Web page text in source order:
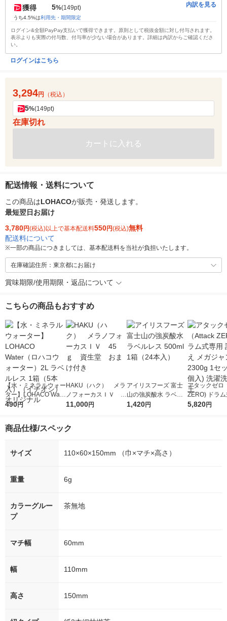
獲得 5%(149pt)
うち4.5%は利用先・期間限定
内訳を見る
ログイン&全額PayPay支払いで獲得できます。原則として税抜金額に対し付与されます。
表示よりも実際の付与数、付与率が少ない場合があります。詳細は内訳からご確認くださ
い。
ログインはこちら
3,294円 （税込）
5%(149pt)
在庫切れ
カートに入れる
配送情報・送料について
この商品はLOHACOが販売・発送します。
最短翌日お届け
3,780円(税込)以上で基本配送料550円(税込)無料
配送料について
※一部の商品につきましては、基本配送料を当社が負担いたします。
在庫確認住所：東京都にお届け
賞味期限/使用期限・返品について
こちらの商品もおすすめ
【水・ミネラルウォー
ター】LOHACO Wate
r（ロハコウォータ
シ） オリジナル
490円
HAKU（ハク） メラ
ノフォーカスＩＶ 4
5ｇ 資生堂 おまけ
11,000円
アイリスフーズ 富士
山の強炭酸水 ラベル
レス 500ml 1箱（24
1,420円
アタックゼロ
ZERO) ドラ
詰め替え メガ
5,820円
商品仕様/スペック
サイズ 110×60×150mm （巾×マチ×高さ）
重量 6g
カラーグルー
プ
茶無地
マチ幅 60mm
幅 110mm
高さ 150mm